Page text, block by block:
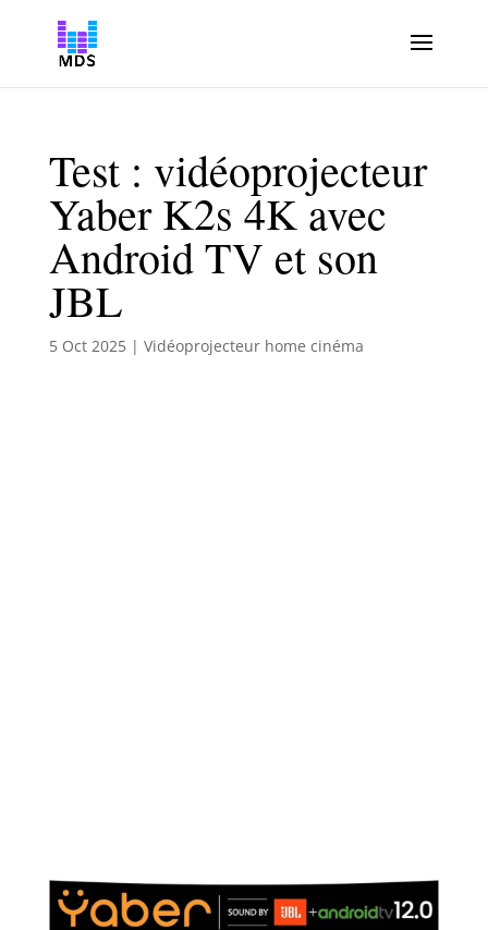
Test : vidéoprojecteur
Yaber K2s 4K avec
Android TV et son
JBL
5 Oct 2025| Vidéoprojecteur home cinéma